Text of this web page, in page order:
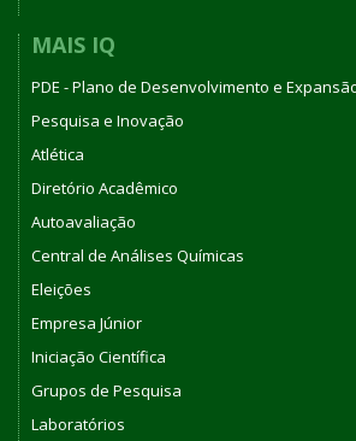
MAIS IQ
PDE - Plano de Desenvolvimento e
Pesquisa e Inovação
Atlética
Diretório Acadêmico
Autoavaliação
Central de Análises Químicas
Eleições
Empresa Júnior
Iniciação Científica
Grupos de Pesquisa
Laboratórios